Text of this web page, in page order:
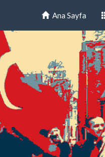
Ana Sayfa